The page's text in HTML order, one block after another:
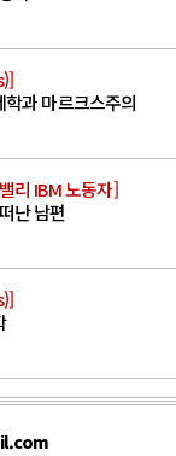
과 마르크스주의
리 IBM 노동자]
난 남편